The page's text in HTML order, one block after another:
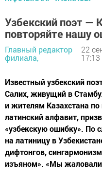
Узбекский поэт —
повторяйте нашу
Главный редактор
филиала,
22
17:13
Известный узбекский
Салих, живущий в
и жителям Казахстана по
латинский алфавит,
«узбекскую ошибку». По
на латиницу в
дифтонгов,
изъяном». «Мы